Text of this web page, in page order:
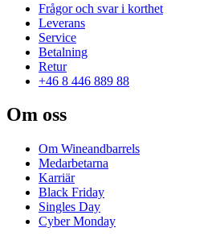
Frågor och svar i korthet
Leverans
Service
Betalning
Retur
+46 8 446 889 88
Om oss
Om Wineandbarrels
Medarbetarna
Karriär
Black Friday
Singles Day
Cyber Monday